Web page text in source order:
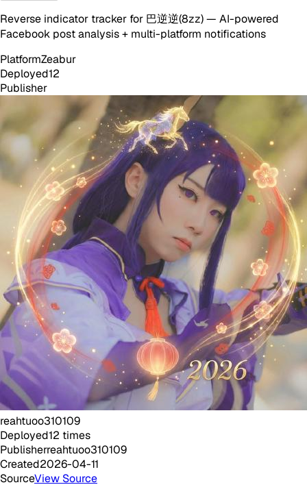
Reverse indicator tracker for 巴逆逆(8zz) — AI-powered
Facebook post analysis + multi-platform notifications
PlatformZeabur
Deployed12
Publisher
reahtuoo310109
Deployed12 times
Publisherreahtuoo310109
Created2026-04-11
SourceView Source